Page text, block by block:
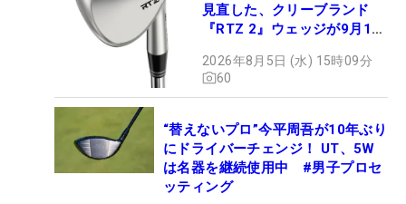
見直した、クリーブランド
『RTZ 2』ウェッジが9月12
2026年8月5日 (水) 15時09分
60
“替えないプロ”今平周吾が10年ぶり
にドライバーチェンジ！ UT、5W
は名器を継続使用中 #男子プロセ
ッティング